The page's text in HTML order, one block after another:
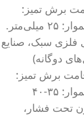
برش تمیز:
۱۵-۲۰ میلی‌متر، حداکثر ضخامت برش ناهموار: ۲۵ میلی‌متر.
فلزی سبک، صنایع
دوگانه)
برش تمیز:
۲۵-۳۰ میلی‌متر، حداکثر ضخامت برش ناهموار: ۳۵-۴۰
تحت فشار،